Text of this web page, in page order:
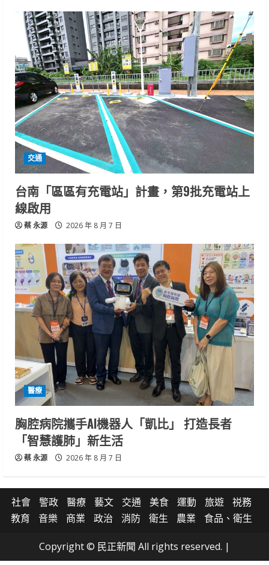
交通
台南「區區有充電站」計畫，第9批充電站上
線啟用
蔡 永源 2026 年 8 月 7 日
醫療
胸腔病院攜手AI機器人「凱比」 打造長者
「智慧護肺」新生活
蔡 永源 2026 年 8 月 7 日
社會 警政 醫療 藝文 交通 美食 運動 旅遊
祱務
教育
音樂 商業 政治 消防 衛生 農業 食品、衛生
Copyright © 民正新聞 All rights reserved. |